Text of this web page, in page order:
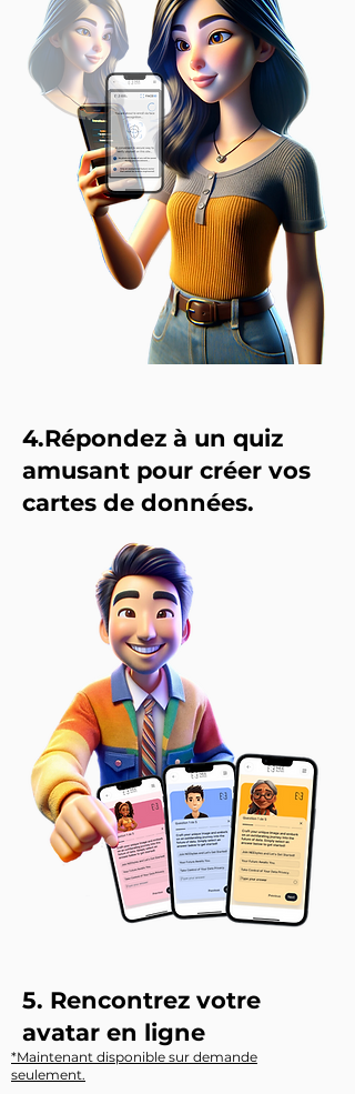
4.Répondez à un quiz
amusant pour créer vos
cartes de données.​
5. Rencontrez votre
avatar en ligne
*Maintenant disponible sur demande
seulement.